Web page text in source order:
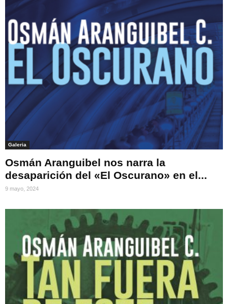
Galeria
Osmán Aranguibel nos narra la
desaparición del «El Oscurano» en el...
9 mayo, 2024